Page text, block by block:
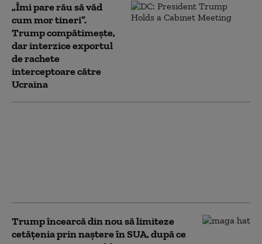
„Îmi pare rău să văd
cum mor tineri”.
Trump compătimește,
dar interzice exportul
de rachete
interceptoare către
Ucraina
Trump încearcă din nou să limiteze
cetățenia prin naștere în SUA, după ce